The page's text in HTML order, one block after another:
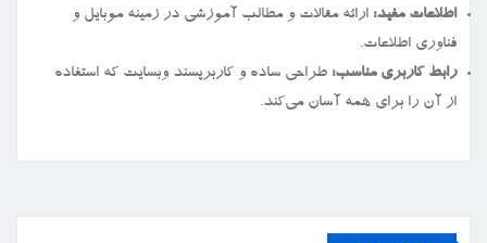
اطلاعات مفید: ارائه مقالات و مطالب آموزشی در زمینه موبایل و
فناوری اطلاعات.
رابط کاربری مناسب: طراحی ساده و کاربرپسند وبسایت که استفاده
از آن را برای همه آسان می‌کند.